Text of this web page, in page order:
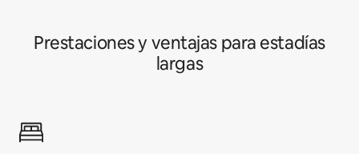
Prestaciones y ventajas para estadías
largas